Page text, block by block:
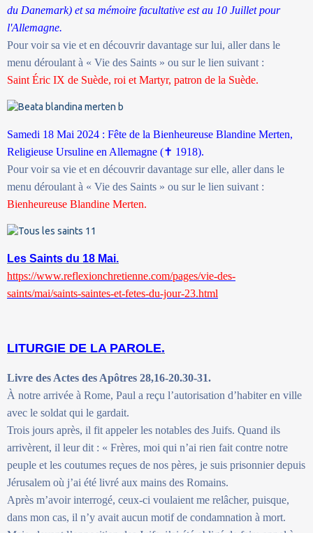
du Danemark) et sa mémoire facultative est au 10 Juillet pour
l'Allemagne.
Pour voir sa vie et en découvrir davantage sur lui, aller dans le
menu déroulant à « Vie des Saints » ou sur le lien suivant :
Saint Éric IX de Suède, roi et Martyr, patron de la Suède.
Samedi 18 Mai 2024 : Fête de la Bienheureuse Blandine Merten,
Religieuse Ursuline en Allemagne (✝ 1918).
Pour voir sa vie et en découvrir davantage sur elle, aller dans le
menu déroulant à « Vie des Saints » ou sur le lien suivant :
Bienheureuse Blandine Merten.
Les Saints du 18 Mai.
https://www.reflexionchretienne.com/pages/vie-des-
saints/mai/saints-saintes-et-fetes-du-jour-23.html
LITURGIE DE LA PAROLE.
Livre des Actes des Apôtres 28,16-20.30-31.
À notre arrivée à Rome, Paul a reçu l’autorisation d’habiter en ville
avec le soldat qui le gardait.
Trois jours après, il fit appeler les notables des Juifs. Quand ils
arrivèrent, il leur dit : « Frères, moi qui n’ai rien fait contre notre
peuple et les coutumes reçues de nos pères, je suis prisonnier depuis
Jérusalem où j’ai été livré aux mains des Romains.
Après m’avoir interrogé, ceux-ci voulaient me relâcher, puisque,
dans mon cas, il n’y avait aucun motif de condamnation à mort.